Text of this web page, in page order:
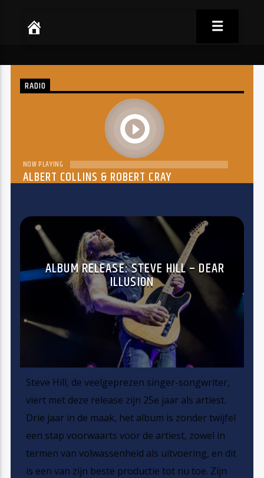
RADIO
play
NOW PLAYING
ALBERT COLLINS & ROBERT CRAY
ALBUM RELEASE: STEVE HILL – DEAR
ILLUSION
Steve Hill, de veelgeprezen singer-songwriter,
viert met deze release zijn 25e jaar als artiest.
Drie jaar in de maak, het album is zonder twijfel
een stap voorwaarts voor de artiest, zowel in
termen van volwassenheid als uitvoering, en dit
is een van zijn beste productie tot nu toe. Zijn